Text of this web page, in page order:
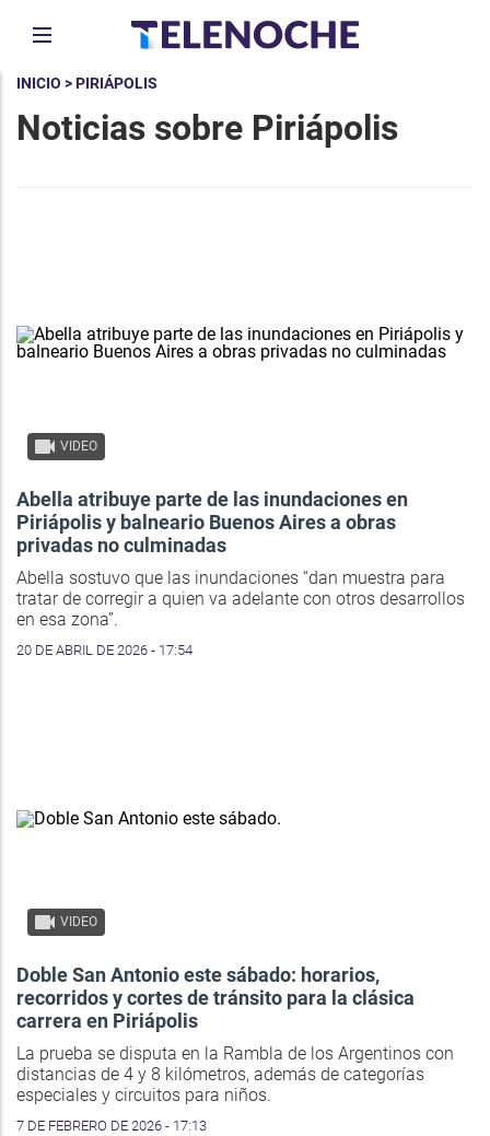
INICIO > PIRIÁPOLIS
Noticias sobre Piriápolis
VIDEO
Abella atribuye parte de las inundaciones en
Piriápolis y balneario Buenos Aires a obras
privadas no culminadas
Abella sostuvo que las inundaciones “dan muestra para
tratar de corregir a quien va adelante con otros desarrollos
en esa zona”.
20 DE ABRIL DE 2026 - 17:54
VIDEO
Doble San Antonio este sábado: horarios,
recorridos y cortes de tránsito para la clásica
carrera en Piriápolis
La prueba se disputa en la Rambla de los Argentinos con
distancias de 4 y 8 kilómetros, además de categorías
especiales y circuitos para niños.
7 DE FEBRERO DE 2026 - 17:13